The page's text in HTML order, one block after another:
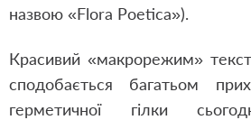
назвою «Flora Poetica»).
Красивий «макрорежим»
сподобається багатьом
герметичної гілки